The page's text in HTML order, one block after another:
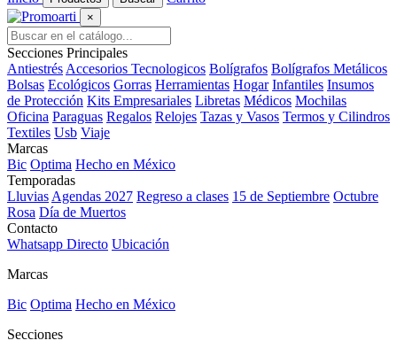
×
Secciones Principales
Antiestrés Accesorios Tecnologicos Bolígrafos Bolígrafos Metálicos
Bolsas Ecológicos Gorras Herramientas Hogar Infantiles Insumos
de Protección Kits Empresariales Libretas Médicos Mochilas
Oficina Paraguas Regalos Relojes Tazas y Vasos Termos y Cilindros
Textiles Usb Viaje
Marcas
Bic Optima Hecho en México
Temporadas
Lluvias Agendas 2027 Regreso a clases 15 de Septiembre Octubre
Rosa Día de Muertos
Contacto
Whatsapp Directo Ubicación
Marcas
Bic Optima Hecho en México
Secciones